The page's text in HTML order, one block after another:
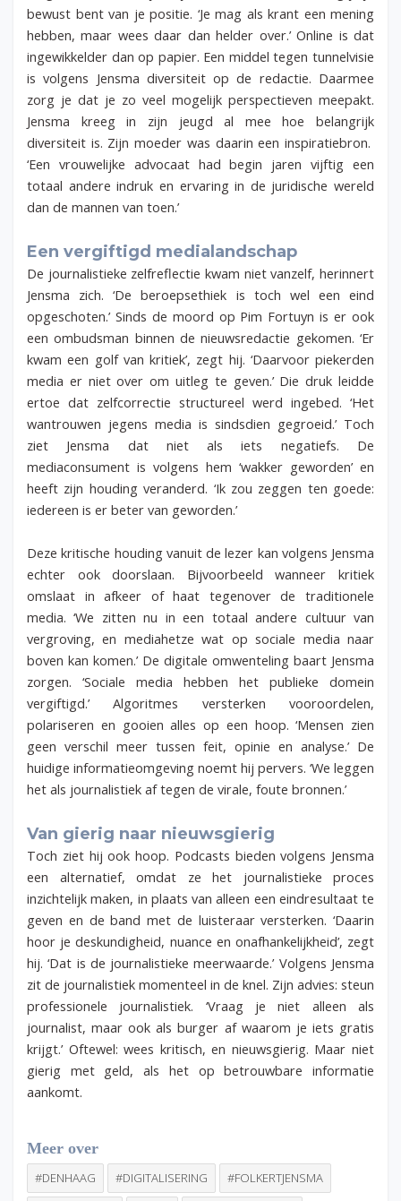
bewust bent van je positie. ‘Je mag als krant een mening
hebben, maar wees daar dan helder over.’ Online is dat
ingewikkelder dan op papier. Een middel tegen tunnelvisie
is volgens Jensma diversiteit op de redactie. Daarmee
zorg je dat je zo veel mogelijk perspectieven meepakt.
Jensma kreeg in zijn jeugd al mee hoe belangrijk
diversiteit is. Zijn moeder was daarin een inspiratiebron.
‘Een vrouwelijke advocaat had begin jaren vijftig een
totaal andere indruk en ervaring in de juridische wereld
dan de mannen van toen.’
Een vergiftigd medialandschap
De journalistieke zelfreflectie kwam niet vanzelf, herinnert
Jensma zich. ‘De beroepsethiek is toch wel een eind
opgeschoten.’ Sinds de moord op Pim Fortuyn is er ook
een ombudsman binnen de nieuwsredactie gekomen. ‘Er
kwam een golf van kritiek’, zegt hij. ‘Daarvoor piekerden
media er niet over om uitleg te geven.’ Die druk leidde
ertoe dat zelfcorrectie structureel werd ingebed. ‘Het
wantrouwen jegens media is sindsdien gegroeid.’ Toch
ziet Jensma dat niet als iets negatiefs. De
mediaconsument is volgens hem ‘wakker geworden’ en
heeft zijn houding veranderd. ‘Ik zou zeggen ten goede:
iedereen is er beter van geworden.’
Deze kritische houding vanuit de lezer kan volgens Jensma
echter ook doorslaan. Bijvoorbeeld wanneer kritiek
omslaat in afkeer of haat tegenover de traditionele
media. ‘We zitten nu in een totaal andere cultuur van
vergroving, en mediahetze wat op sociale media naar
boven kan komen.’ De digitale omwenteling baart Jensma
zorgen. ‘Sociale media hebben het publieke domein
vergiftigd.’ Algoritmes versterken vooroordelen,
polariseren en gooien alles op een hoop. ‘Mensen zien
geen verschil meer tussen feit, opinie en analyse.’ De
huidige informatieomgeving noemt hij pervers. ‘We leggen
het als journalistiek af tegen de virale, foute bronnen.’
Van gierig naar nieuwsgierig
Toch ziet hij ook hoop. Podcasts bieden volgens Jensma
een alternatief, omdat ze het journalistieke proces
inzichtelijk maken, in plaats van alleen een eindresultaat te
geven en de band met de luisteraar versterken. ‘Daarin
hoor je deskundigheid, nuance en onafhankelijkheid’, zegt
hij. ‘Dat is de journalistieke meerwaarde.’ Volgens Jensma
zit de journalistiek momenteel in de knel. Zijn advies: steun
professionele journalistiek. ‘Vraag je niet alleen als
journalist, maar ook als burger af waarom je iets gratis
krijgt.’ Oftewel: wees kritisch, en nieuwsgierig. Maar niet
gierig met geld, als het op betrouwbare informatie
aankomt.
Meer over
#DENHAAG #DIGITALISERING #FOLKERTJENSMA